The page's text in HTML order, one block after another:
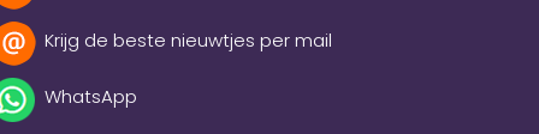
Krijg de beste nieuwtjes per mail
WhatsApp